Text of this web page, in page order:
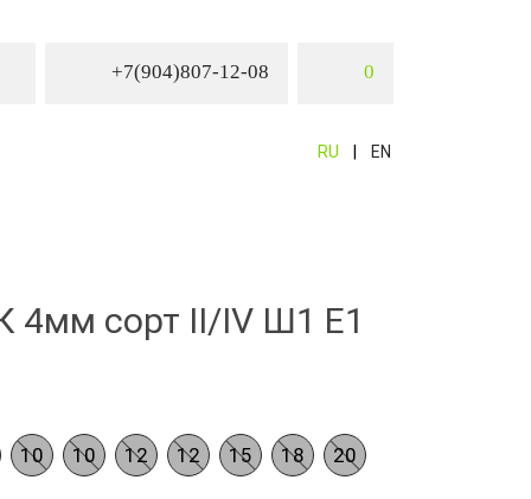
+7(904)807-12-08 0
RU EN
4мм сорт II/IV Ш1 Е1
10 10 12 12 15 18
20